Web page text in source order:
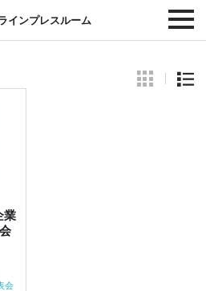
インプレスルーム
・クァンタム・サー
業
会